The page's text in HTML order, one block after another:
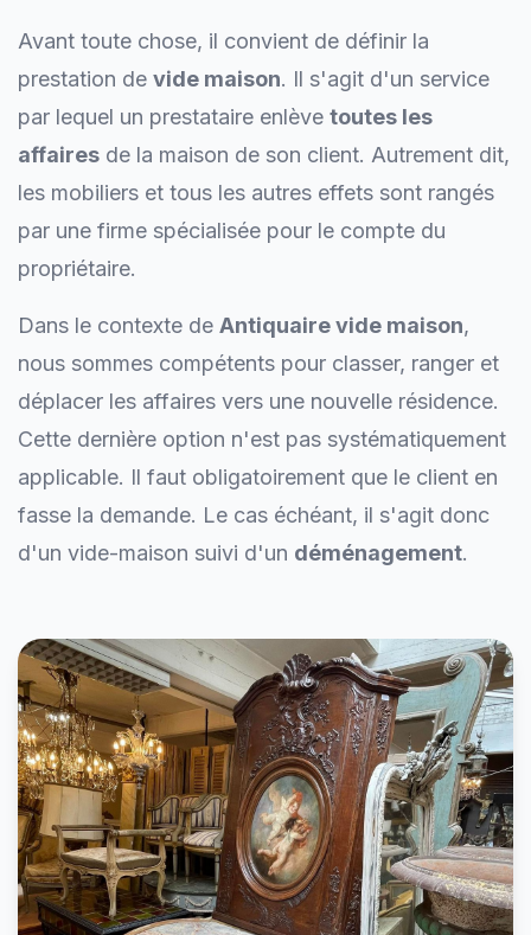
Avant toute chose, il convient de définir la
prestation de vide maison. Il s'agit d'un service
par lequel un prestataire enlève toutes les
affaires de la maison de son client. Autrement dit,
les mobiliers et tous les autres effets sont rangés
par une firme spécialisée pour le compte du
propriétaire.
Dans le contexte de Antiquaire vide maison,
nous sommes compétents pour classer, ranger et
déplacer les affaires vers une nouvelle résidence.
Cette dernière option n'est pas systématiquement
applicable. Il faut obligatoirement que le client en
fasse la demande. Le cas échéant, il s'agit donc
d'un vide-maison suivi d'un déménagement.